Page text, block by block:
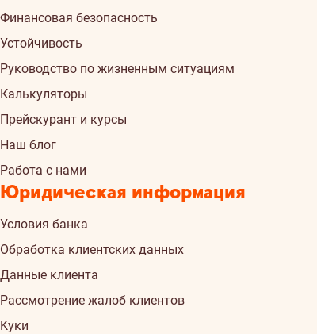
Финансовая безопасность
Устойчивость
Руководство по жизненным ситуациям
Калькуляторы
Прейскурант и курсы
Наш блог
Работа с нами
Юридическая информация
Условия банка
Обработка клиентских данных
Данные клиента
Рассмотрение жалоб клиентов
Kуки